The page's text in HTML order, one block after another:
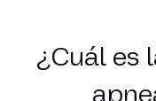
¿Cuál es